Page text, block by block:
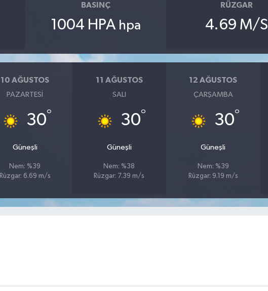
BASINÇ
1004 HPA hpa
RÜZGAR
4.69 M/S
10 AĞUSTOS
PAZARTESI
30°
Güneşli
Nem: %39
Rüzgar: 6.69 m/s
11 AĞUSTOS
SALI
30°
Güneşli
Nem: %38
Rüzgar: 7.39 m/s
12 AĞUSTOS
ÇARŞAMBA
30°
Güneşli
Nem: %39
Rüzgar: 9.19 m/s